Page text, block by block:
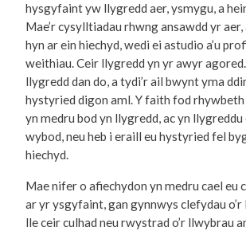
hysgyfaint yw llygredd aer, ysmygu, a
Mae’r cysylltiadau rhwng ansawdd yr
hyn ar ein hiechyd, wedi ei astudio a’u
weithiau. Ceir llygredd yn yr awyr
llygredd dan do, a tydi’r ail bwynt yma
hystyried digon aml. Y faith fod
yn medru bod yn llygredd, ac yn llygreddu
wybod, neu heb i eraill eu hystyried fel
hiechyd.
Mae nifer o afiechydon yn medru cael eu
ar yr ysgyfaint, gan gynnwys clefydau
lle ceir culhad neu rwystrad o’r llwybrau